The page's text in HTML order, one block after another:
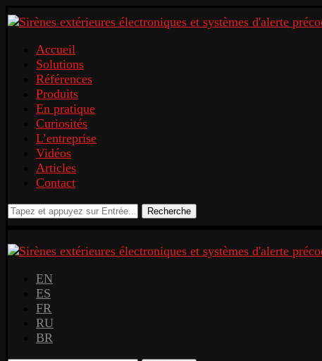
Accueil
Solutions
Références
Produits
En pratique
Curiosités
L’entreprise
Vidéos
Articles
Contact
Recherche
EN
ES
FR
RU
BR